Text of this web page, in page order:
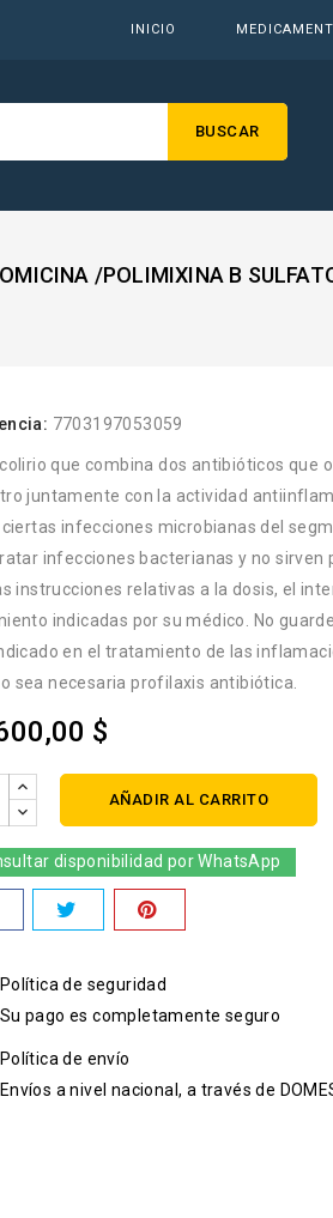
INICIO
BUSCAR
/POLIMIXINA B
7703197053059
colirio que combina dos antibióticos
juntamente con la actividad
infecciones microbianas del
infecciones bacterianas y no
instrucciones relativas a la dosis, el
indicadas por su médico. No
en el tratamiento de las
sea necesaria profilaxis antibiótica.
$
AÑADIR AL CARRITO
disponibilidad por WhatsApp
Política de seguridad
Su pago es completamente seguro
Política de envío
Envíos a nivel nacional, a través de